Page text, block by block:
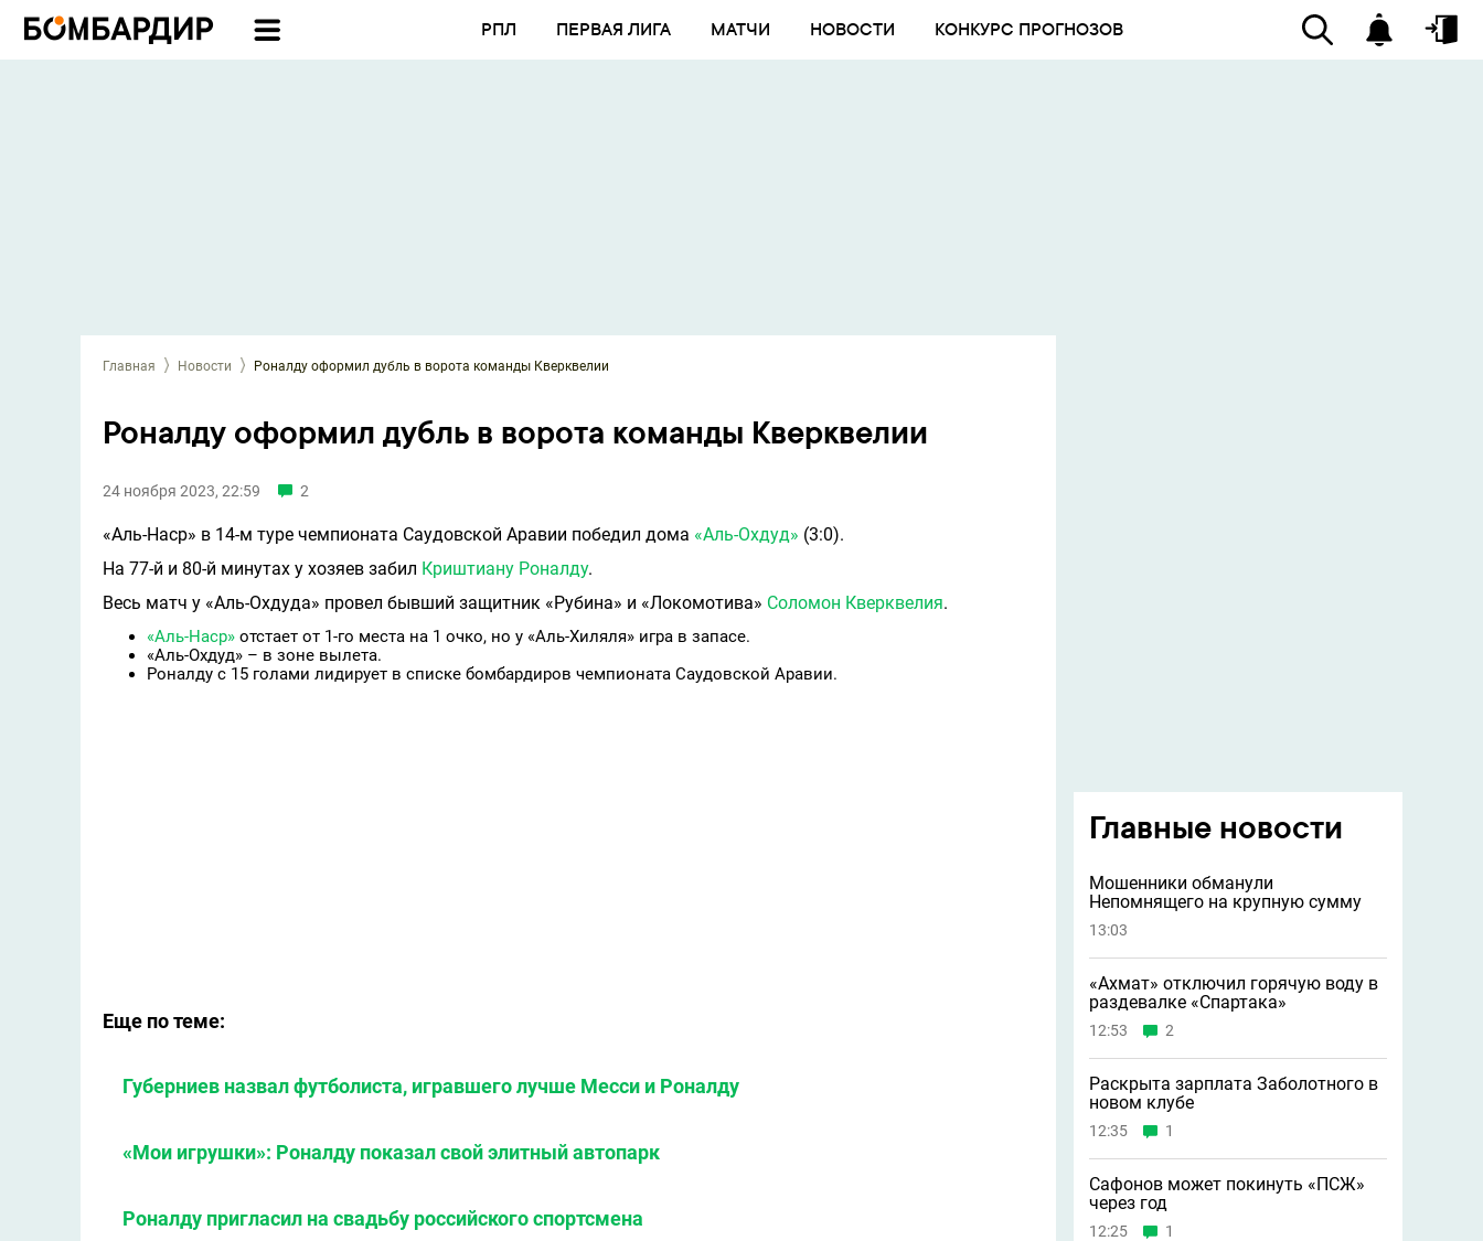
РПЛ ПЕРВАЯ ЛИГА МАТЧИ НОВОСТИ КОНКУРС ПРОГНОЗОВ
Главная Новости Роналду оформил дубль в ворота команды Кверквелии
Роналду оформил дубль в ворота команды Кверквелии
24 ноября 2023, 22:59 2
«Аль-Наср» в 14-м туре чемпионата Саудовской Аравии победил дома «Аль-Охдуд» (3:0).
На 77-й и 80-й минутах у хозяев забил Криштиану Роналду.
Весь матч у «Аль-Охдуда» провел бывший защитник «Рубина» и «Локомотива» Соломон Кверквелия.
«Аль-Наср» отстает от 1-го места на 1 очко, но у «Аль-Хиляля» игра в запасе.
«Аль-Охдуд» – в зоне вылета.
Роналду с 15 голами лидирует в списке бомбардиров чемпионата Саудовской Аравии.
Еще по теме:
Губерниев назвал футболиста, игравшего лучше Месси и Роналду
«Мои игрушки»: Роналду показал свой элитный автопарк
Роналду пригласил на свадьбу российского спортсмена
Главные новости
Мошенники обманули
Непомнящего на крупную сумму
13:03
«Ахмат» отключил горячую воду в
раздевалке «Спартака»
12:53 2
Раскрыта зарплата Заболотного в
новом клубе
12:35 1
Сафонов может покинуть «ПСЖ»
через год
12:25 1